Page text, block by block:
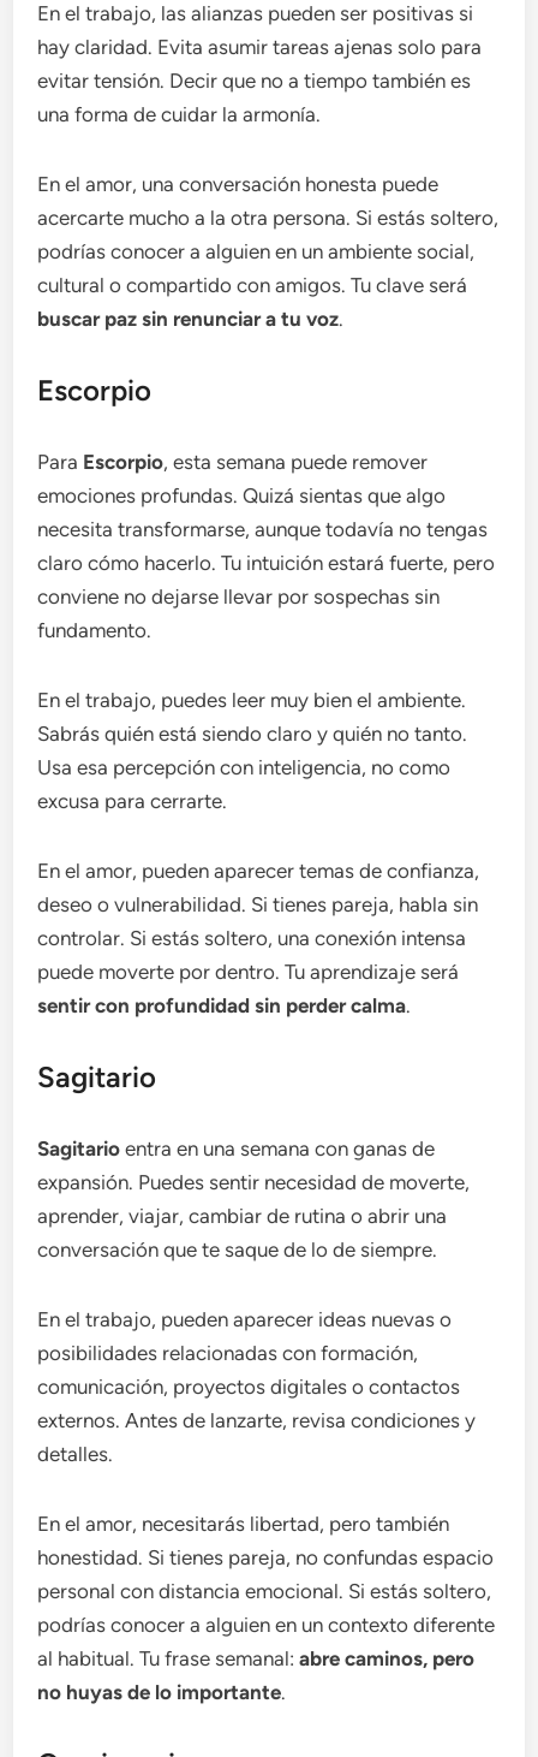
En el trabajo, las alianzas pueden ser positivas si
hay claridad. Evita asumir tareas ajenas solo para
evitar tensión. Decir que no a tiempo también es
una forma de cuidar la armonía.
En el amor, una conversación honesta puede
acercarte mucho a la otra persona. Si estás soltero,
podrías conocer a alguien en un ambiente social,
cultural o compartido con amigos. Tu clave será
buscar paz sin renunciar a tu voz.
Escorpio
Para Escorpio, esta semana puede remover
emociones profundas. Quizá sientas que algo
necesita transformarse, aunque todavía no tengas
claro cómo hacerlo. Tu intuición estará fuerte, pero
conviene no dejarse llevar por sospechas sin
fundamento.
En el trabajo, puedes leer muy bien el ambiente.
Sabrás quién está siendo claro y quién no tanto.
Usa esa percepción con inteligencia, no como
excusa para cerrarte.
En el amor, pueden aparecer temas de confianza,
deseo o vulnerabilidad. Si tienes pareja, habla sin
controlar. Si estás soltero, una conexión intensa
puede moverte por dentro. Tu aprendizaje será
sentir con profundidad sin perder calma.
Sagitario
Sagitario entra en una semana con ganas de
expansión. Puedes sentir necesidad de moverte,
aprender, viajar, cambiar de rutina o abrir una
conversación que te saque de lo de siempre.
En el trabajo, pueden aparecer ideas nuevas o
posibilidades relacionadas con formación,
comunicación, proyectos digitales o contactos
externos. Antes de lanzarte, revisa condiciones y
detalles.
En el amor, necesitarás libertad, pero también
honestidad. Si tienes pareja, no confundas espacio
personal con distancia emocional. Si estás soltero,
podrías conocer a alguien en un contexto diferente
al habitual. Tu frase semanal:abre caminos, pero
no huyas de lo importante.